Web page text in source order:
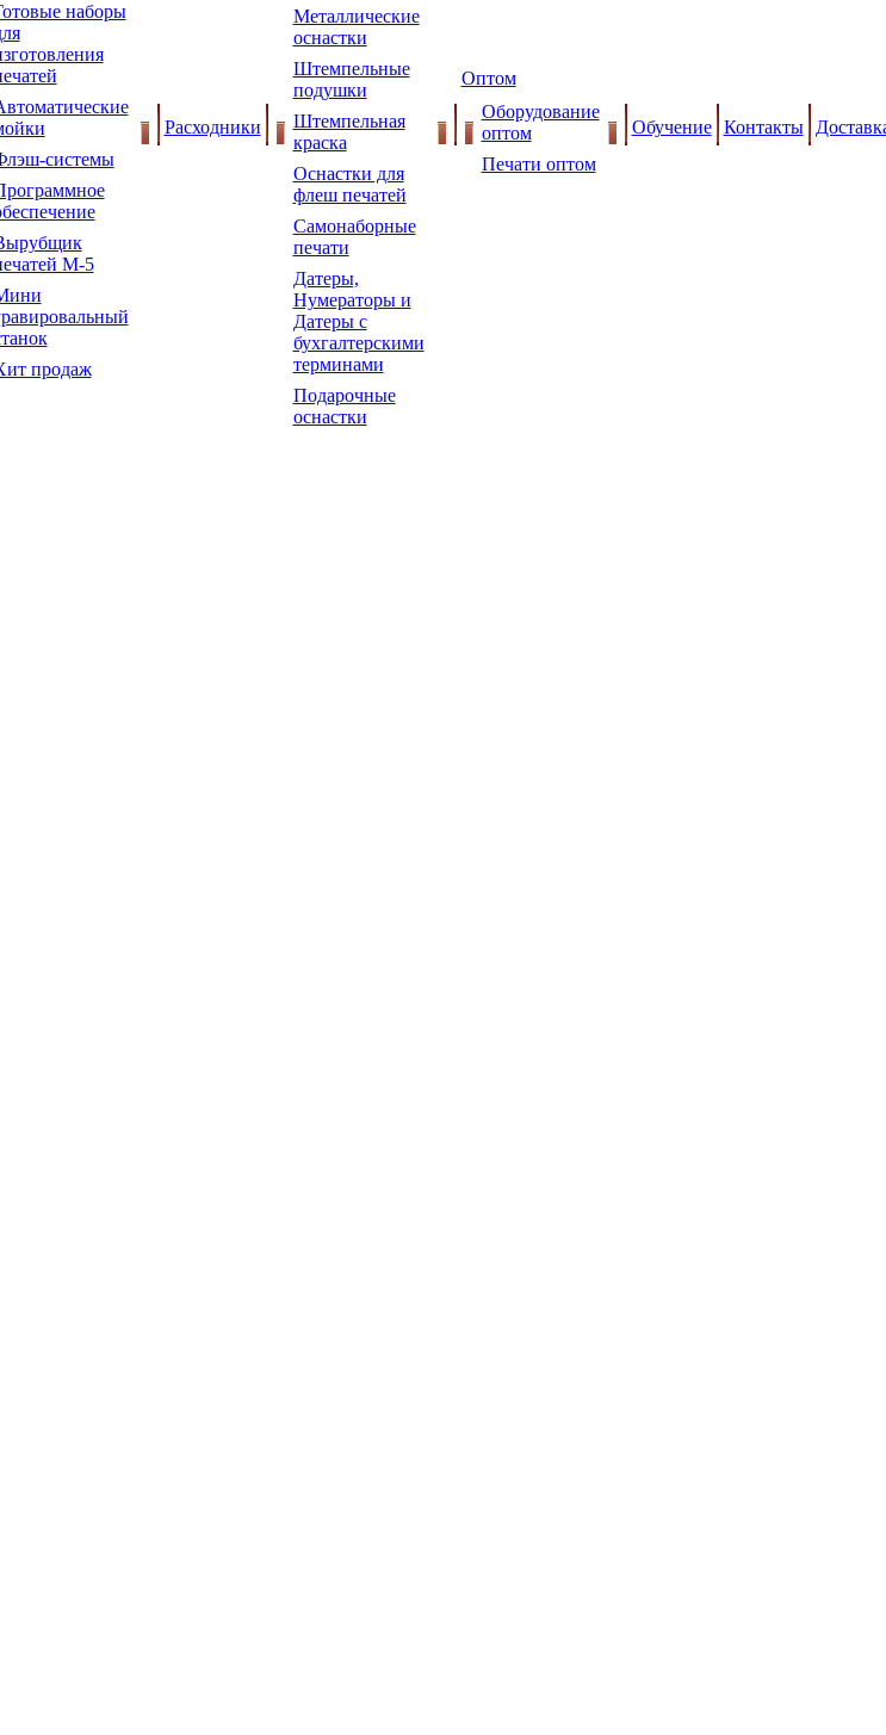
наборы
системы
М-5
продаж
Расходники
Металлические
оснастки
Штемпельные
подушки
Штемпельная
краска
Оснастки для
флеш печатей
Самонаборные
печати
Датеры,
Нумераторы и
Датеры с
бухгалтерскими
терминами
Подарочные
оснастки
Оптом
Оборудование
оптом
Печати оптом
Обучение Контакты